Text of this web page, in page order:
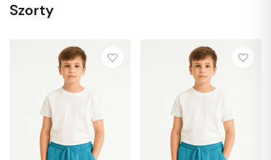
Stroje kąpielowe (1)
Sukienki (3)
Swetry (2)
Szorty